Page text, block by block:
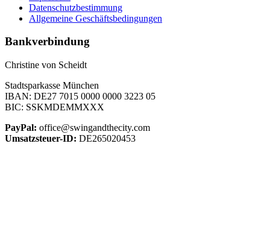
Datenschutzbestimmung
Allgemeine Geschäftsbedingungen
Bankverbindung
Christine von Scheidt
Stadtsparkasse München
IBAN: DE27 7015 0000 0000 3223 05
BIC: SSKMDEMMXXX
PayPal: office@swingandthecity.com
Umsatzsteuer-ID: DE265020453